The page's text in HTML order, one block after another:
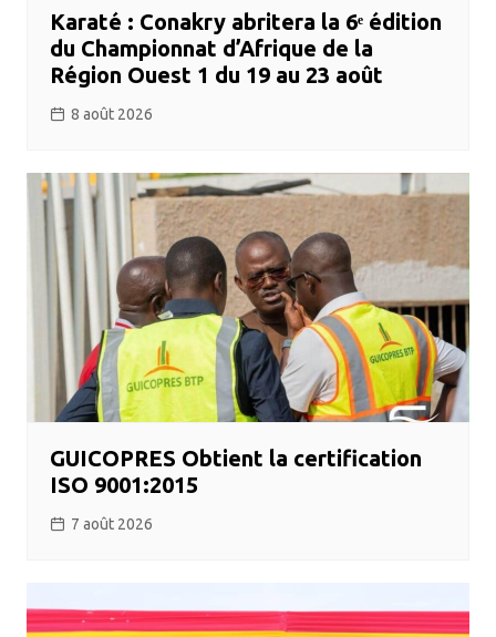
Karaté : Conakry abritera la 6ᵉ édition
du Championnat d’Afrique de la
Région Ouest 1 du 19 au 23 août
8 août 2026
GUICOPRES Obtient la certification
ISO 9001:2015
7 août 2026